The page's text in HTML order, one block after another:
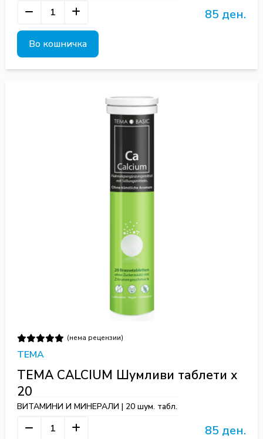
85 ден.
Во кошничка
(нема рецензии)
TEMA
TEMA CALCIUM Шумливи таблети х
20
ВИТАМИНИ И МИНЕРАЛИ | 20 шум. табл.
85 ден.